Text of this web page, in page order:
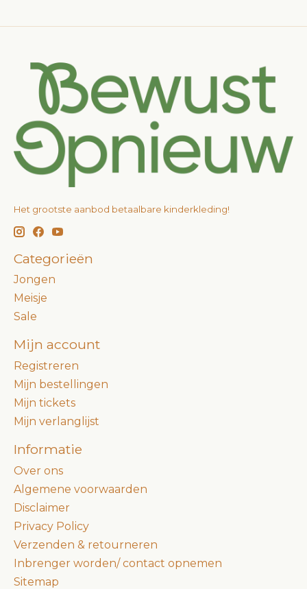
Het grootste aanbod betaalbare kinderkleding!
Categorieën
Jongen
Meisje
Sale
Mijn account
Registreren
Mijn bestellingen
Mijn tickets
Mijn verlanglijst
Informatie
Over ons
Algemene voorwaarden
Disclaimer
Privacy Policy
Verzenden & retourneren
Inbrenger worden/ contact opnemen
Sitemap